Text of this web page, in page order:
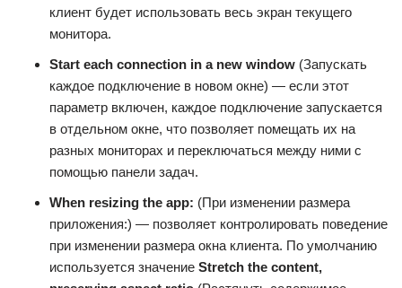
клиент будет использовать весь экран текущего
монитора.
Start each connection in a new window (Запускать
каждое подключение в новом окне) — если этот
параметр включен, каждое подключение запускается
в отдельном окне, что позволяет помещать их на
разных мониторах и переключаться между ними с
помощью панели задач.
When resizing the app: (При изменении размера
приложения:) — позволяет контролировать поведение
при изменении размера окна клиента. По умолчанию
используется значение Stretch the content,